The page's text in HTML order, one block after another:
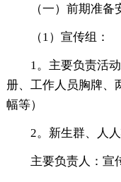
（一）前期准备安
（1）宣传组：
1。主要负责活动
册、工作人员胸牌、
幅等）
2。新生群、人人
主要负责人：宣